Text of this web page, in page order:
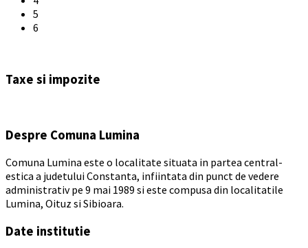
5
6
calendar
Taxe si impozite
Despre Comuna Lumina
Comuna Lumina este o localitate situata in partea central-
estica a judetului Constanta, infiintata din punct de vedere
administrativ pe 9 mai 1989 si este compusa din localitatile
Lumina, Oituz si Sibioara.
Date institutie